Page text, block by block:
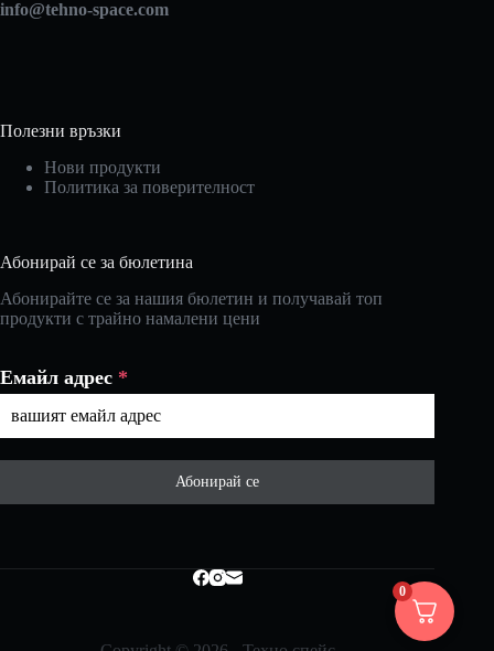
info@tehno-space.com
Полезни връзки
Нови продукти
Политика за поверителност
Абонирай се за бюлетина
Абонирайте се за нашия бюлетин и получавай топ
продукти с трайно намалени цени
Емайл адрес *
Абонирай се
0